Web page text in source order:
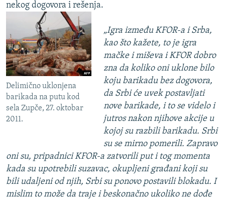
nekog dogovora i rešenja.
Delimično uklonjena
barikada na putu kod
sela Zupče, 27. oktobar
2011.
„Igra između KFOR-a i Srba,
kao što kažete, to je igra
mačke i miševa i KFOR dobro
zna da koliko oni uklone bilo
koju barikadu bez dogovora,
da Srbi će uvek postavljati
nove barikade, i to se videlo i
jutros nakon njihove akcije u
kojoj su razbili barikadu. Srbi
su se mirno pomerili. Zapravo
oni su, pripadnici KFOR-a zatvorili put i tog momenta
kada su upotrebili suzavac, okupljeni građani koji su
bili udaljeni od njih, Srbi su ponovo postavili blokadu. I
mislim to može da traje i beskonačno ukoliko ne dođe